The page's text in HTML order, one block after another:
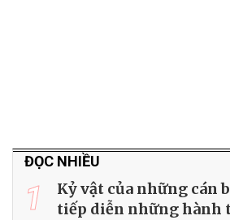
ĐỌC NHIỀU
1
Kỷ vật của những cán
tiếp diễn những